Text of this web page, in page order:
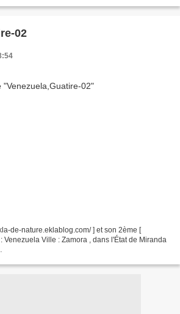
02
de-nature.eklablog.com/ ] et son 2ème [
Venezuela Ville : Zamora , dans l'État de Miranda